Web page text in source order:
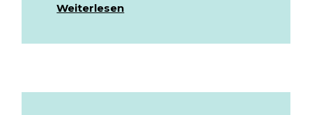
Weiterlesen